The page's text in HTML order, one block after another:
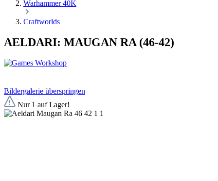
Warhammer 40K
Craftworlds
AELDARI: MAUGAN RA (46-42)
Bildergalerie überspringen
Nur 1 auf Lager!